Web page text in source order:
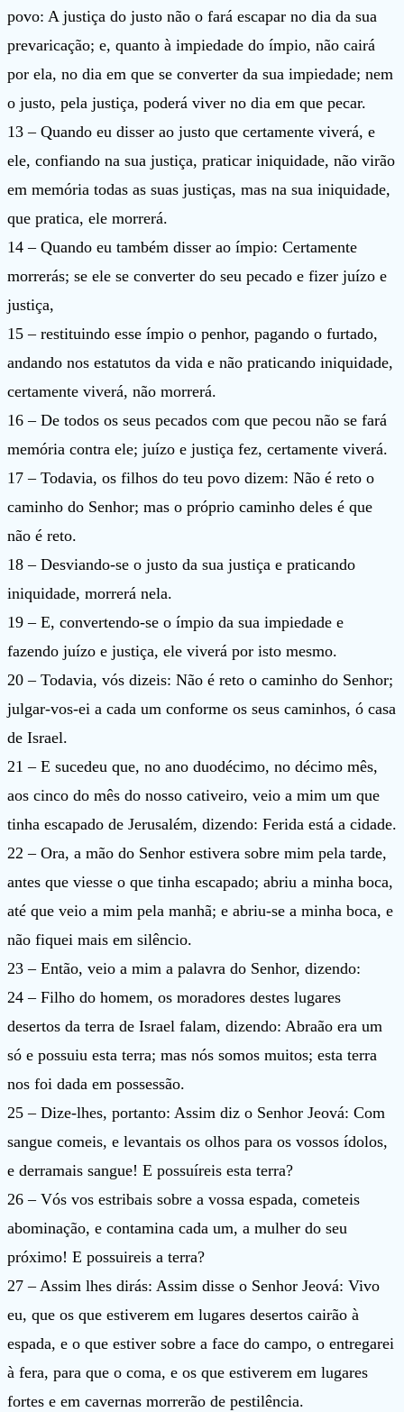
povo: A justiça do justo não o fará escapar no dia da sua
prevaricação; e, quanto à impiedade do ímpio, não cairá
por ela, no dia em que se converter da sua impiedade; nem
o justo, pela justiça, poderá viver no dia em que pecar.
13 – Quando eu disser ao justo que certamente viverá, e
ele, confiando na sua justiça, praticar iniquidade, não virão
em memória todas as suas justiças, mas na sua iniquidade,
que pratica, ele morrerá.
14 – Quando eu também disser ao ímpio: Certamente
morrerás; se ele se converter do seu pecado e fizer juízo e
justiça,
15 – restituindo esse ímpio o penhor, pagando o furtado,
andando nos estatutos da vida e não praticando iniquidade,
certamente viverá, não morrerá.
16 – De todos os seus pecados com que pecou não se fará
memória contra ele; juízo e justiça fez, certamente viverá.
17 – Todavia, os filhos do teu povo dizem: Não é reto o
caminho do Senhor; mas o próprio caminho deles é que
não é reto.
18 – Desviando-se o justo da sua justiça e praticando
iniquidade, morrerá nela.
19 – E, convertendo-se o ímpio da sua impiedade e
fazendo juízo e justiça, ele viverá por isto mesmo.
20 – Todavia, vós dizeis: Não é reto o caminho do Senhor;
julgar-vos-ei a cada um conforme os seus caminhos, ó casa
de Israel.
21 – E sucedeu que, no ano duodécimo, no décimo mês,
aos cinco do mês do nosso cativeiro, veio a mim um que
tinha escapado de Jerusalém, dizendo: Ferida está a cidade.
22 – Ora, a mão do Senhor estivera sobre mim pela tarde,
antes que viesse o que tinha escapado; abriu a minha boca,
até que veio a mim pela manhã; e abriu-se a minha boca, e
não fiquei mais em silêncio.
23 – Então, veio a mim a palavra do Senhor, dizendo:
24 – Filho do homem, os moradores destes lugares
desertos da terra de Israel falam, dizendo: Abraão era um
só e possuiu esta terra; mas nós somos muitos; esta terra
nos foi dada em possessão.
25 – Dize-lhes, portanto: Assim diz o Senhor Jeová: Com
sangue comeis, e levantais os olhos para os vossos ídolos,
e derramais sangue! E possuíreis esta terra?
26 – Vós vos estribais sobre a vossa espada, cometeis
abominação, e contamina cada um, a mulher do seu
próximo! E possuireis a terra?
27 – Assim lhes dirás: Assim disse o Senhor Jeová: Vivo
eu, que os que estiverem em lugares desertos cairão à
espada, e o que estiver sobre a face do campo, o entregarei
à fera, para que o coma, e os que estiverem em lugares
fortes e em cavernas morrerão de pestilência.